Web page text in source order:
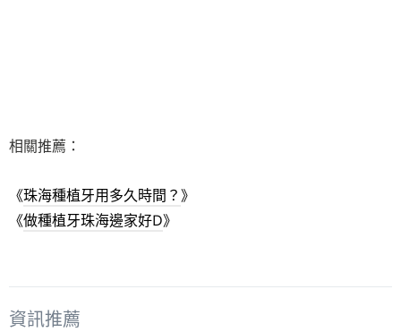
相關推薦：
《珠海種植牙用多久時間？》
《做種植牙珠海邊家好D》
資訊推薦